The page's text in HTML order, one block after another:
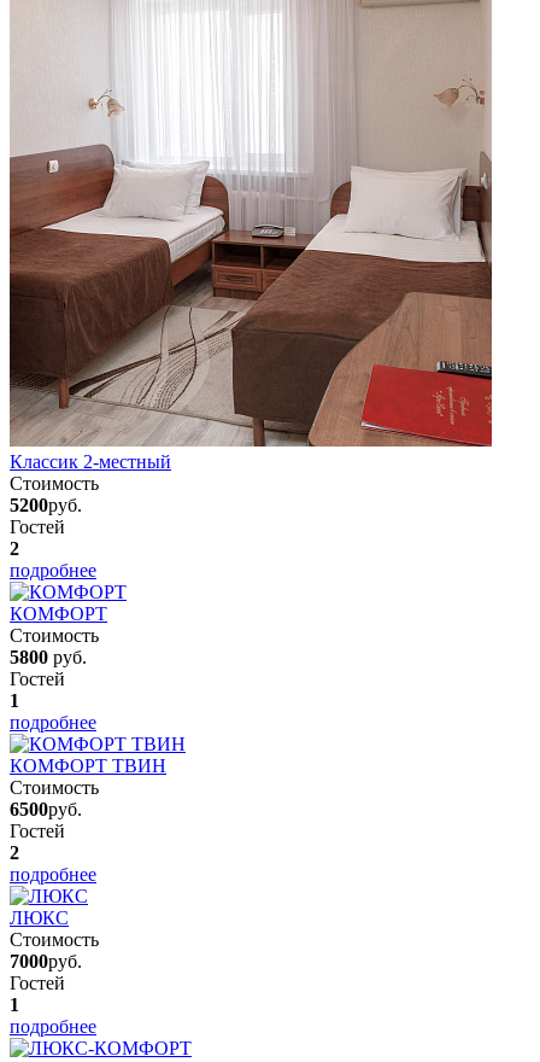
Классик 2-местный
Стоимость
5200руб.
Гостей
2
подробнее
КОМФОРТ
Стоимость
5800 руб.
Гостей
1
подробнее
КОМФОРТ ТВИН
Стоимость
6500руб.
Гостей
2
подробнее
ЛЮКС
Стоимость
7000руб.
Гостей
1
подробнее